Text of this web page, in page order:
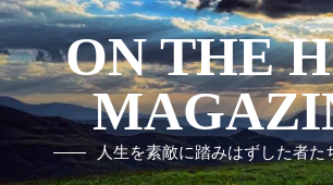
ON THE
人生を素敵に踏みはずした者た